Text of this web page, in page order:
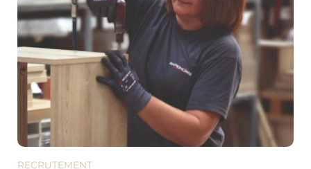
RECRUTEMENT